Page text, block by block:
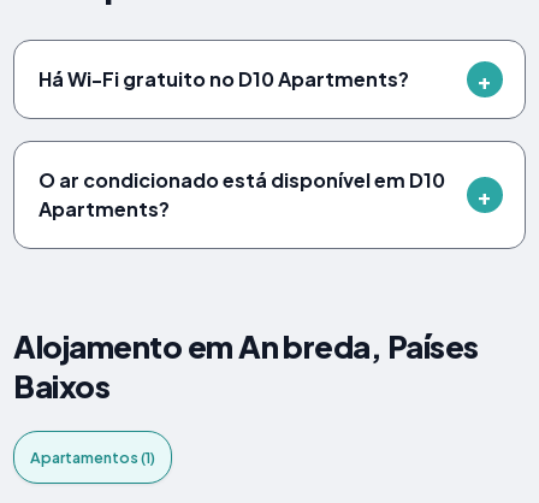
Há Wi-Fi gratuito no D10 Apartments?
O ar condicionado está disponível em D10
Apartments?
Alojamento em An breda, Países
Baixos
Apartamentos (1)